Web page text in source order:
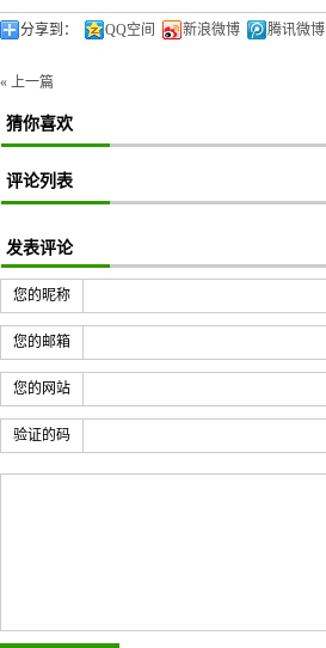
分享到： QQ空间 新浪微博 腾讯微博
« 上一篇
猜你喜欢
评论列表
发表评论
您的昵称
您的邮箱
您的网站
验证的码